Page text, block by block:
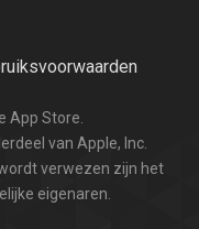
App Store.
van Apple, Inc.
verwezen zijn het
eigenaren.